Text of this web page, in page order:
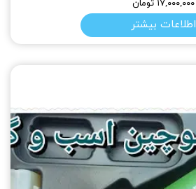
۱۷,۰۰۰,۰۰۰ تومان
اطلاعات بیشتر